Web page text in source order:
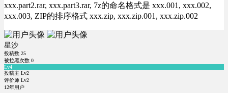
xxx.part2.rar, xxx.part3.rar, 7z的命名格式是 xxx.001, xxx.002,
xxx.003, ZIP的排序格式 xxx.zip, xxx.zip.001, xxx.zip.002
星沙
投稿数 25
被拉黑次数 0
Lv4
投稿主 Lv2
评价师 Lv2
12年用户